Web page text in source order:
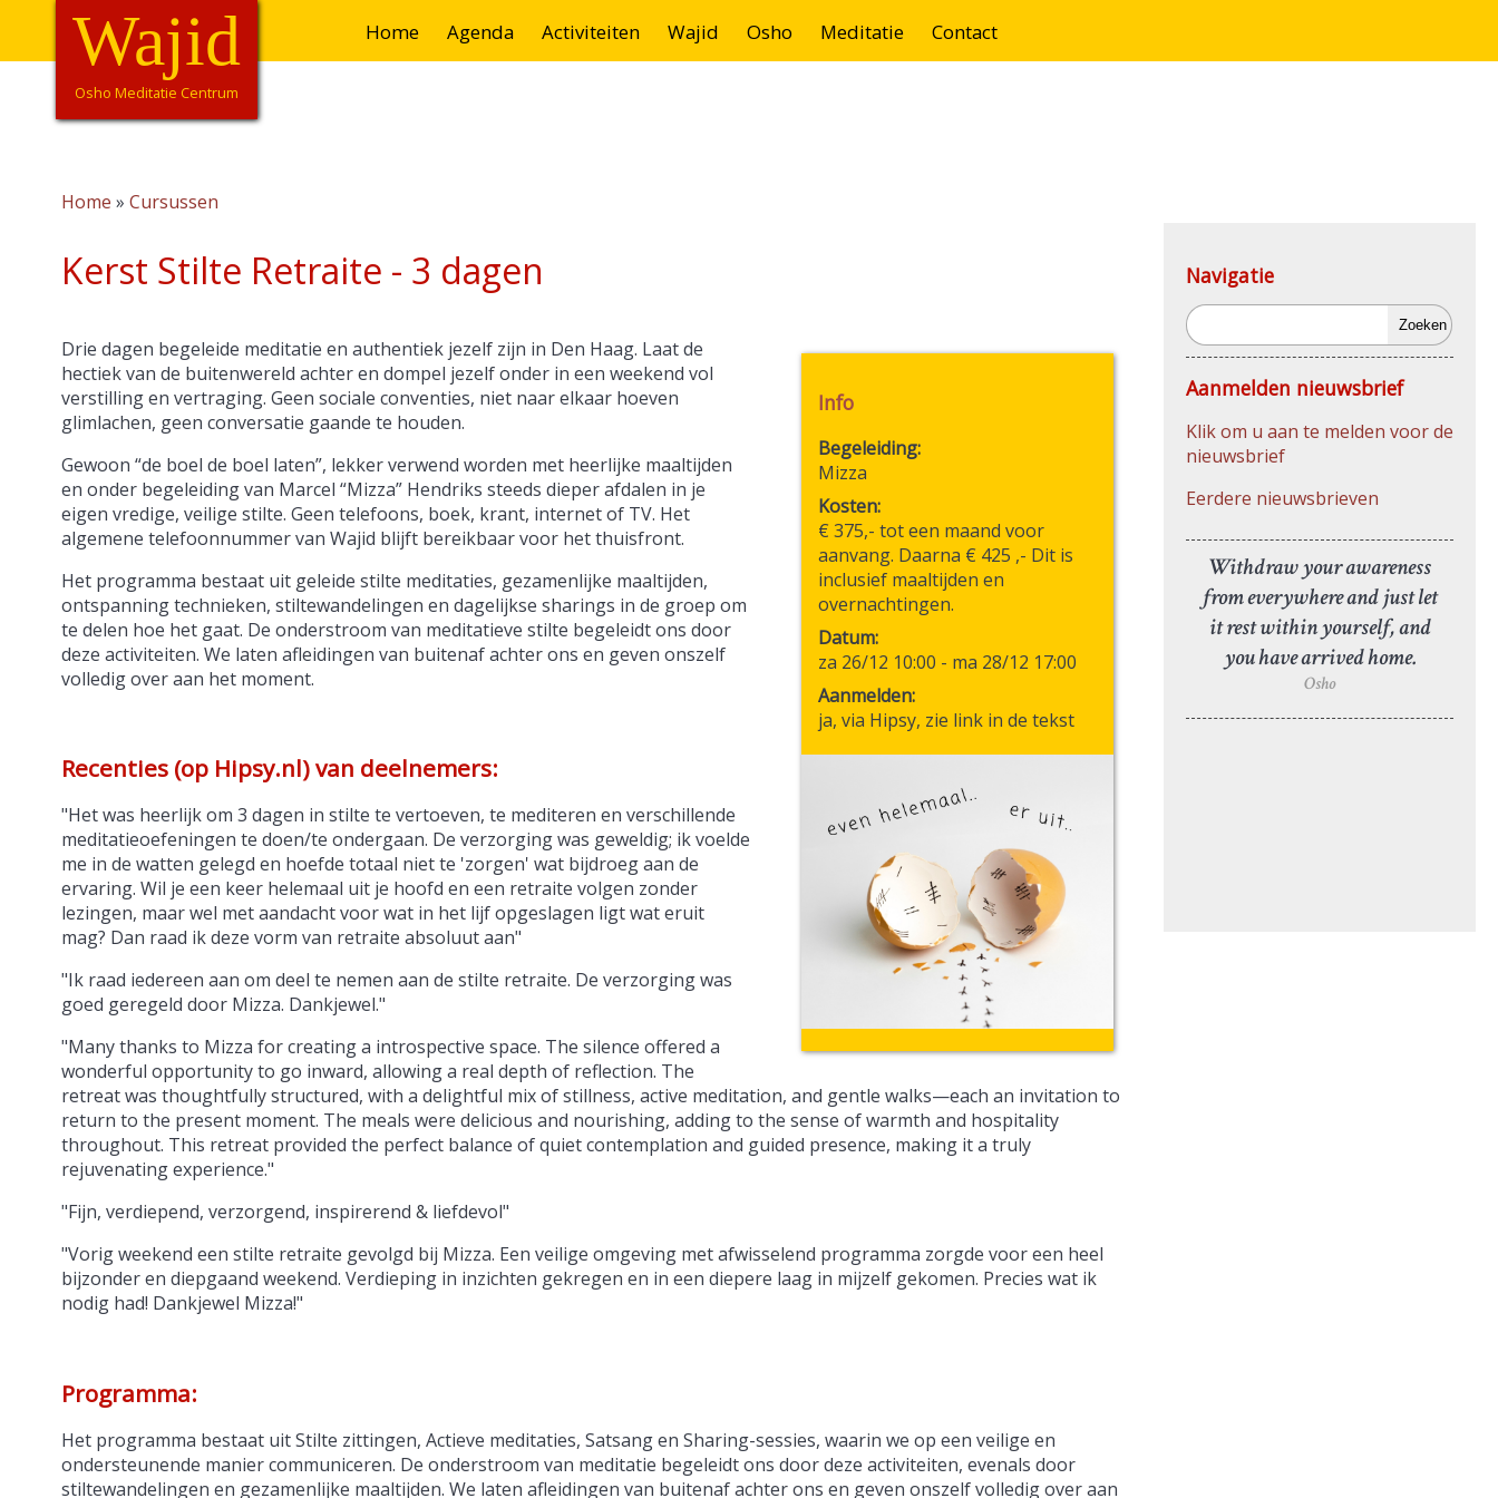
Overslaan
naar
Hoofdnavigatie
Home Agenda Activiteiten Wajid Osho Meditatie Contact
Wajid
Osho Meditatie Centrum
Home Cursussen
Kerst Stilte Retraite - 3 dagen
Info
Begeleiding
Mizza
Kosten
€ 375,- tot een maand voor
aanvang. Daarna € 425 ,- Dit is
inclusief maaltijden en
overnachtingen.
Datum
za 26/12 10:00 - ma 28/12 17:00
Aanmelden
ja, via Hipsy, zie link in de tekst
Drie dagen begeleide meditatie en authentiek jezelf zijn in Den Haag. Laat de
hectiek van de buitenwereld achter en dompel jezelf onder in een weekend vol
verstilling en vertraging. Geen sociale conventies, niet naar elkaar hoeven
glimlachen, geen conversatie gaande te houden.
Gewoon “de boel de boel laten”, lekker verwend worden met heerlijke maaltijden
en onder begeleiding van Marcel “Mizza” Hendriks steeds dieper afdalen in je
eigen vredige, veilige stilte. Geen telefoons, boek, krant, internet of TV. Het
algemene telefoonnummer van Wajid blijft bereikbaar voor het thuisfront.
Het programma bestaat uit geleide stilte meditaties, gezamenlijke maaltijden,
ontspanning technieken, stiltewandelingen en dagelijkse sharings in de groep om
te delen hoe het gaat. De onderstroom van meditatieve stilte begeleidt ons door
deze activiteiten. We laten afleidingen van buitenaf achter ons en geven onszelf
volledig over aan het moment.
Recenties (op Hipsy.nl) van deelnemers:
"Het was heerlijk om 3 dagen in stilte te vertoeven, te mediteren en verschillende
meditatieoefeningen te doen/te ondergaan. De verzorging was geweldig; ik voelde
me in de watten gelegd en hoefde totaal niet te 'zorgen' wat bijdroeg aan de
ervaring. Wil je een keer helemaal uit je hoofd en een retraite volgen zonder
lezingen, maar wel met aandacht voor wat in het lijf opgeslagen ligt wat eruit
mag? Dan raad ik deze vorm van retraite absoluut aan"
"Ik raad iedereen aan om deel te nemen aan de stilte retraite. De verzorging was
goed geregeld door Mizza. Dankjewel."
"Many thanks to Mizza for creating a introspective space. The silence offered a
wonderful opportunity to go inward, allowing a real depth of reflection. The
retreat was thoughtfully structured, with a delightful mix of stillness, active meditation, and gentle walks—each an invitation to
return to the present moment. The meals were delicious and nourishing, adding to the sense of warmth and hospitality
throughout. This retreat provided the perfect balance of quiet contemplation and guided presence, making it a truly
rejuvenating experience."
"Fijn, verdiepend, verzorgend, inspirerend & liefdevol"
"Vorig weekend een stilte retraite gevolgd bij Mizza. Een veilige omgeving met afwisselend programma zorgde voor een heel
bijzonder en diepgaand weekend. Verdieping in inzichten gekregen en in een diepere laag in mijzelf gekomen. Precies wat ik
nodig had! Dankjewel Mizza!"
Programma:
Het programma bestaat uit Stilte zittingen, Actieve meditaties, Satsang en Sharing-sessies, waarin we op een veilige en
ondersteunende manier communiceren. De onderstroom van meditatie begeleidt ons door deze activiteiten, evenals door
stiltewandelingen en gezamenlijke maaltijden. We laten afleidingen van buitenaf achter ons en geven onszelf volledig over aan
Navigatie
Zoeken
Aanmelden nieuwsbrief
Klik om u aan te melden voor de
nieuwsbrief
Eerdere nieuwsbrieven
Withdraw your awareness
from everywhere and just let
it rest within yourself, and
you have arrived home.
Osho